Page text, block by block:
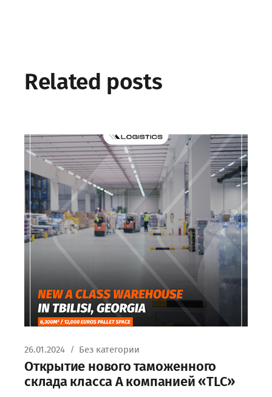
Related posts
26.01.2024 Без категории
Открытие нового таможенного
склада класса А компанией «TLC»